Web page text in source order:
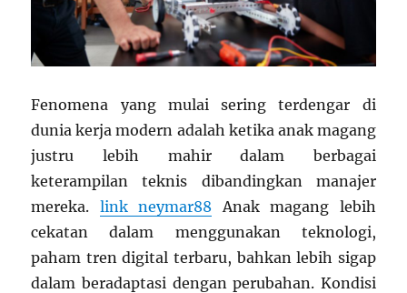
Fenomena yang mulai sering terdengar di
dunia kerja modern adalah ketika anak magang
justru lebih mahir dalam berbagai
keterampilan teknis dibandingkan manajer
mereka. link neymar88 Anak magang lebih
cekatan dalam menggunakan teknologi,
paham tren digital terbaru, bahkan lebih sigap
dalam beradaptasi dengan perubahan. Kondisi